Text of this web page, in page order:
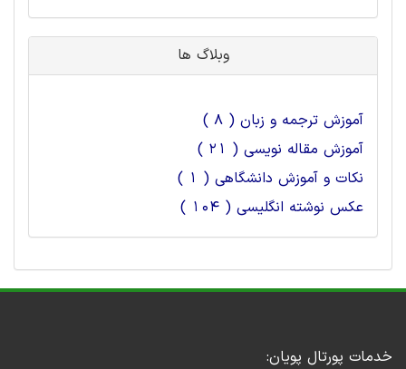
وبلاگ ها
آموزش ترجمه و زبان ( 8 )
آموزش مقاله نویسی ( 21 )
نکات و آموزش دانشگاهی ( 1 )
عکس نوشته انگلیسی ( 104 )
خدمات پورتال پویان: